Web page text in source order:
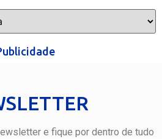
e fique por dentro de tudo